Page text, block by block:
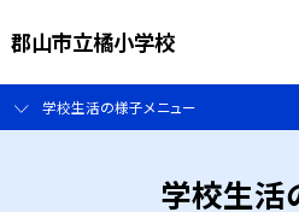
郡山市立橘小学校
学校生活の様子メニュー
学校生活